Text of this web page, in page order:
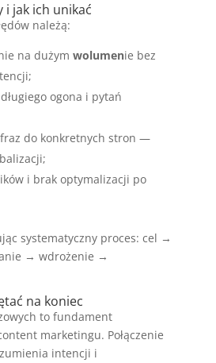
i jak ich unikać
należą:
na dużym wolumenie bez
ogona i pytań
do konkretnych stron —
i brak optymalizacji po
systematyczny proces: cel →
→ wdrożenie →
na koniec
to fundament
marketingu. Połączenie
intencji i